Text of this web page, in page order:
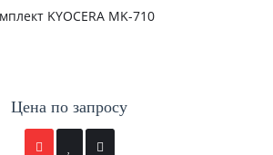
KYOCERA MK-710
Цена по запросу